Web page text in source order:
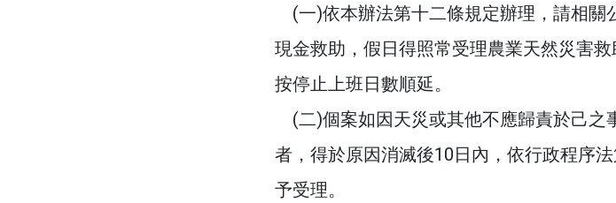
(一)依本辦法第十二條規定辦理，請相關
現金救助，假日得照常受理農業天然災害
按停止上班日數順延。
(二)個案如因天災或其他不應歸責於己之
者，得於原因消滅後10日內，依行政程序
予受理。